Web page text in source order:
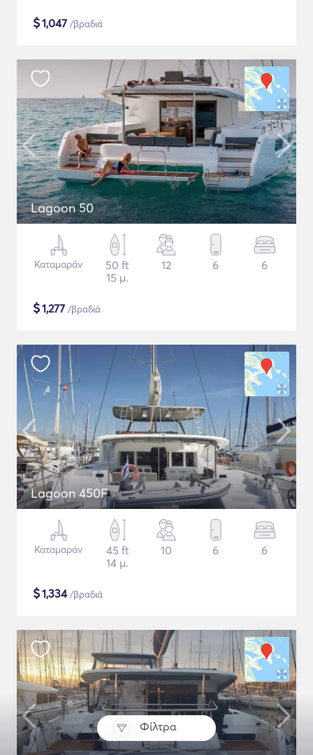
Φίλτρα
$1,047 /βραδιά
Lagoon 50
Καταμαράν
50 ft
15 μ.
12 6 6
$1,277 /βραδιά
Lagoon 450F
Καταμαράν
45 ft
14 μ.
10 6 6
$1,334/βραδιά